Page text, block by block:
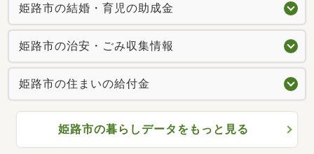
姫路市の結婚・育児の助成金
姫路市の治安・ごみ収集情報
姫路市の住まいの給付金
姫路市の暮らしデータをもっと見る